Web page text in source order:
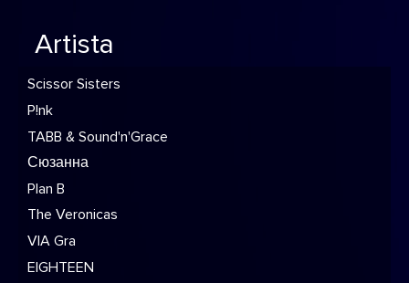
Artista
Scissor Sisters
P!nk
TABB & Sound'n'Grace
Сюзанна
Plan B
The Veronicas
VIA Gra
EIGHTEEN